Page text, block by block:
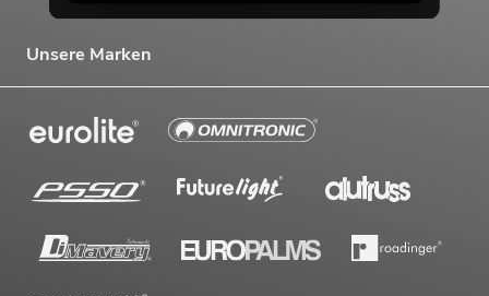
Unsere Marken